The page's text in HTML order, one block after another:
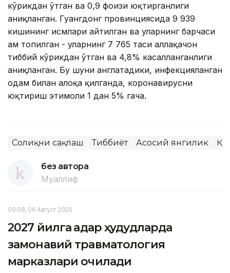
кўрикдан ўтган ва 0,9 фоизи юқтирганлиги
аниқланган. Гуангдонг провинциясида 9 939
кишининг исмлари айтилган ва уларнинг барчаси
ҳам топилган - уларнинг 7 765 таси аллақачон
тиббий кўрикдан ўтган ва 4,8% касалланганлиги
аниқланган. Бу шуни англатадики, инфекцияланган
одам билан алоқа қилганда, коронавирусни
юқтириш эҳтимоли 1 дан 5% гача.
Соғлиқни сақлаш Тиббиёт Асосий янгилик ҚР
без автора
Муаллиф
09:08, 06 Август 2026
2027 йилга қадар ҳудудларда
замонавий травматология
марказлари очилади